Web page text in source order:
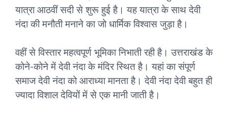
यात्रा आठवीं सदी से शुरू हुई है। यह यात्रा के साथ देवी
नंदा की मनौती मनाने का जो धार्मिक विश्वास जुड़ा है।
वहीं से विस्तार महत्वपूर्ण भूमिका निभाती रही है। उत्तराखंड के
कोने-कोने में देवी नंदा के मंदिर स्थित है। यहां का संपूर्ण
समाज देवी नंदा को आराध्या मानता है। देवी नंदा देवी बहुत ही
ज्यादा विशाल देवियों में से एक मानी जाती है।